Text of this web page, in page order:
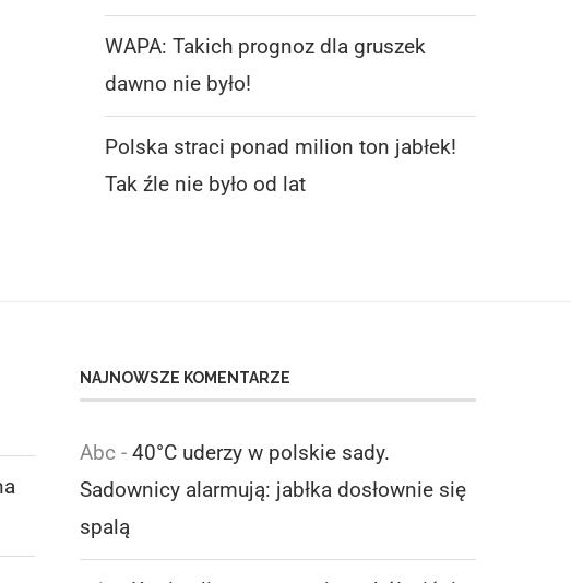
WAPA: Takich prognoz dla gruszek
dawno nie było!
Polska straci ponad milion ton jabłek!
Tak źle nie było od lat
NAJNOWSZE KOMENTARZE
Abc -40°C uderzy w polskie sady.
Sadownicy alarmują: jabłka dosłownie się
spalą